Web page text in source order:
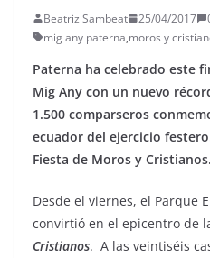
Beatriz Sambeat 25/04/2017
mig any paterna,moros y
Paterna ha celebrado este
Mig Any con un nuevo
1.500 comparseros
ecuador del ejercicio
Fiesta de Moros y Cristianos.
Desde el viernes, el Parque
convirtió en el epicentro de
Cristianos. A las veintiséis